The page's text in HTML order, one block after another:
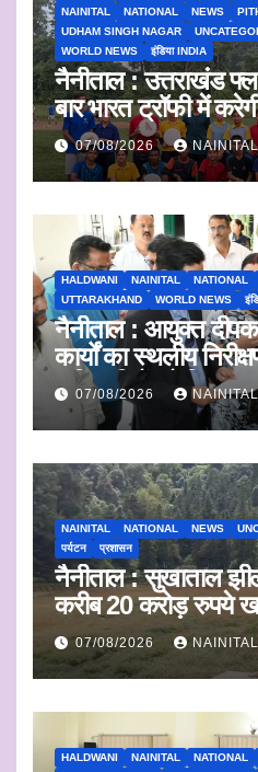
NAINITAL
NATIONAL NEWS
UDHAM SINGH NAGAR
WORLD NEWS
इंडिया INDIA
नैनीताल : उत्तराखंड
बार भारत ट्रॉफी में
07/08/2026
HALDWANI NAINITAL NATIONAL
UTTARAKHAND
WORLD NEWS
नैनीताल : आयुक्त
कार्यों का स्थलीय
अधिकारियों को दिए
पारदर्शिता के निर्देश
07/08/2026
NAINITAL NATIONAL NEWS
पर्यटन
प्रशासन
नैनीताल : सुखाताल
करीब 20 करोड़ रुपये
संस्था का चयन जल्द
07/08/2026
HALDWANI NAINITAL NATIONAL